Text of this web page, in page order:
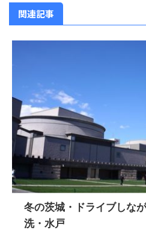
関連記事
冬の茨城・ドライブしな
洗・水戸